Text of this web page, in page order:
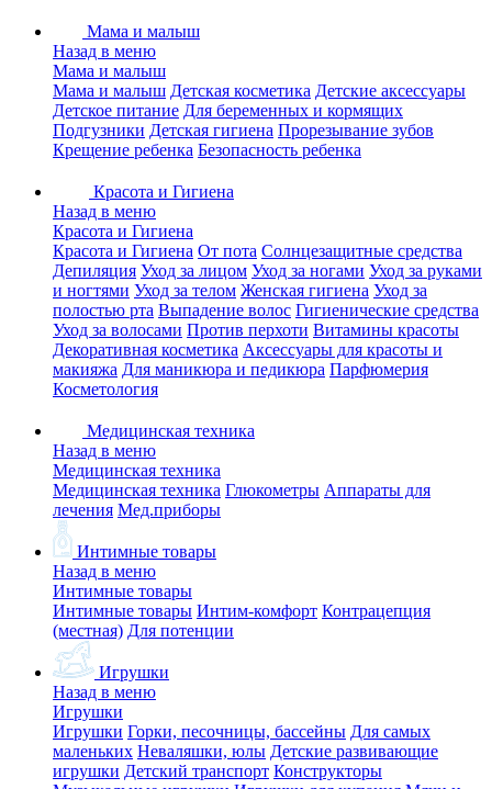
Мама и малыш
Назад в меню
Мама и малыш
Мама и малыш Детская косметика Детские аксессуары
Детское питание Для беременных и кормящих
Подгузники Детская гигиена Прорезывание зубов
Крещение ребенка Безопасность ребенка
Красота и Гигиена
Назад в меню
Красота и Гигиена
Красота и Гигиена От пота Солнцезащитные средства
Депиляция Уход за лицом Уход за ногами Уход за руками
и ногтями Уход за телом Женская гигиена Уход за
полостью рта Выпадение волос Гигиенические средства
Уход за волосами Против перхоти Витамины красоты
Декоративная косметика Аксессуары для красоты и
макияжа Для маникюра и педикюра Парфюмерия
Косметология
Медицинская техника
Назад в меню
Медицинская техника
Медицинская техника Глюкометры Аппараты для
лечения Мед.приборы
Интимные товары
Назад в меню
Интимные товары
Интимные товары Интим-комфорт Контрацепция
(местная) Для потенции
Игрушки
Назад в меню
Игрушки
Игрушки Горки, песочницы, бассейны Для самых
маленьких Неваляшки, юлы Детские развивающие
игрушки Детский транспорт Конструкторы